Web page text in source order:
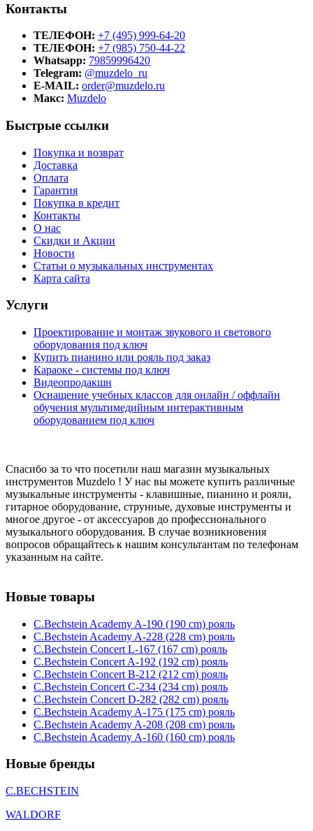
Контакты
ТЕЛЕФОН: +7 (495) 999-64-20
ТЕЛЕФОН: +7 (985) 750-44-22
Whatsapp: 79859996420
Telegram: @muzdelo_ru
E-MAIL: order@muzdelo.ru
Макс: Muzdelo
Быстрые ссылки
Покупка и возврат
Доставка
Оплата
Гарантия
Покупка в кредит
Контакты
О нас
Скидки и Акции
Новости
Статьи о музыкальных инструментах
Карта сайта
Услуги
Проектирование и монтаж звукового и светового
оборудования под ключ
Купить пианино или рояль под заказ
Караоке - системы под ключ
Видеопродакшн
Оснащение учебных классов для онлайн / оффлайн
обучения мультимедийным интерактивным
оборудованием под ключ
Спасибо за то что посетили наш магазин музыкальных
инструментов Muzdelo ! У нас вы можете купить различные
музыкальные инструменты - клавишные, пианино и рояли,
гитарное оборудование, струнные, духовые инструменты и
многое другое - от аксессуаров до профессионального
музыкального оборудования. В случае возникновения
вопросов обращайтесь к нашим консультантам по телефонам
указанным на сайте.
Новые товары
C.Bechstein Academy A-190 (190 cm) рояль
C.Bechstein Academy A-228 (228 cm) рояль
C.Bechstein Concert L-167 (167 cm) рояль
C.Bechstein Concert A-192 (192 cm) рояль
C.Bechstein Concert B-212 (212 cm) рояль
C.Bechstein Concert С-234 (234 cm) рояль
C.Bechstein Concert D-282 (282 cm) рояль
C.Bechstein Academy A-175 (175 cm) рояль
C.Bechstein Academy A-208 (208 cm) рояль
C.Bechstein Academy A-160 (160 cm) рояль
Новые бренды
C.BECHSTEIN
WALDORF